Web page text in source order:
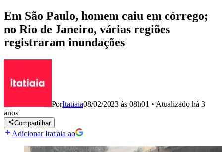
Em São Paulo, homem caiu em córrego;
no Rio de Janeiro, várias regiões
registraram inundações
PorItatiaia08/02/2023 às 08h01 • Atualizado há 3
anos
Compartilhar
Adicionar Itatiaia ao